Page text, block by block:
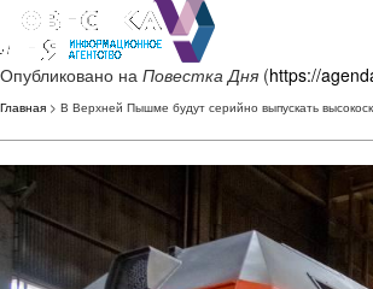
Опубликовано на Повестка Дня (https://
Главная > В Верхней Пышме будут серийно выпускать